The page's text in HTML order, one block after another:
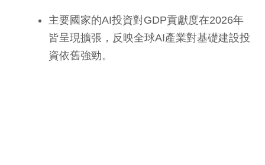
主要國家的AI投資對GDP貢獻度在2026年
皆呈現擴張，反映全球AI產業對基礎建設投
資依舊強勁。